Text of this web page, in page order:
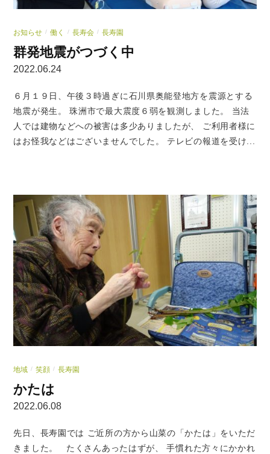
お知らせ / 働く / 長寿会 / 長寿園
群発地震がつづく中
2022.06.24
６月１９日、午後３時過ぎに石川県奥能登地方を震源とする
地震が発生。 珠洲市で最大震度６弱を観測しました。 当法
人では建物などへの被害は多少ありましたが、 ご利用者様に
はお怪我などはございませんでした。 テレビの報道を受け...
地域 / 笑顔 / 長寿園
かたは
2022.06.08
先日、長寿園では ご近所の方から山菜の「かたは」をいただ
きました。 たくさんあったはずが、 手慣れた方々にかかれ